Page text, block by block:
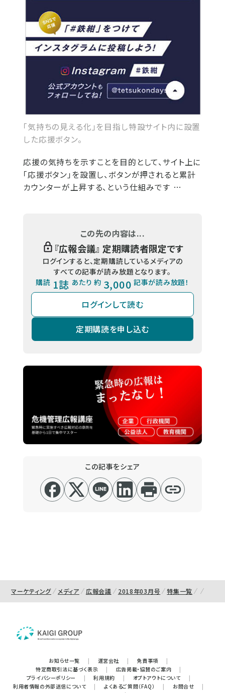
「気持ちの見える化」を目指し特設サイト内に設置
した応援ボタン。
応援の気持ちを示すことを目的として、サイト上に
「応援ボタン」を設置し、ボタンが押されると累計
カウンターが上昇する、という仕組みです …
この先の内容は...
『広報会議』 定期購読者限定です
ログインすると、定期購読しているメディアの
すべての記事が読み放題となります。
購読 1誌 あたり 約 3,000 記事が読み放題！
ログインして読む
定期購読を申し込む
この記事をシェア
マーケティング メディア 広報会議 2018年03月号 特集一覧
お知らせ一覧 | 運営会社 | 免責事項
|
特定商取引法に基づく表示
| 広告掲載・協賛のご案内
|
プライバシーポリシー
| 利用規約 | オプトアウトについて
|
利用者情報の外部送信について
| よくあるご質問（FAQ） | お問合せ
|